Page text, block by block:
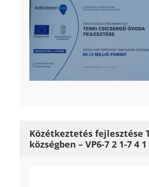
Közétkeztetés fejlesztése
községben – VP6-7 2 1-7 4 1